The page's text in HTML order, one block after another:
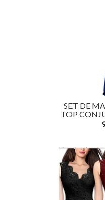
SET DE
TOP